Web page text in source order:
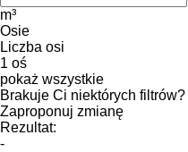
m³
Osie
Liczba osi
1 oś
pokaż wszystkie
Brakuje Ci niektórych filtrów?
Zaproponuj zmianę
Rezultat:
-